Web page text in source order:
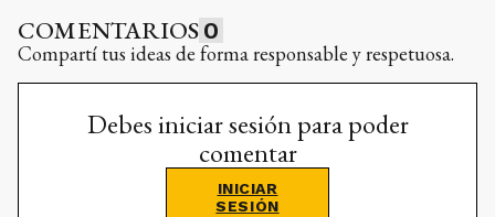
COMENTARIOS 0
Compartí tus ideas de forma responsable y respetuosa.
Debes iniciar sesión para poder
comentar
INICIAR
SESIÓN